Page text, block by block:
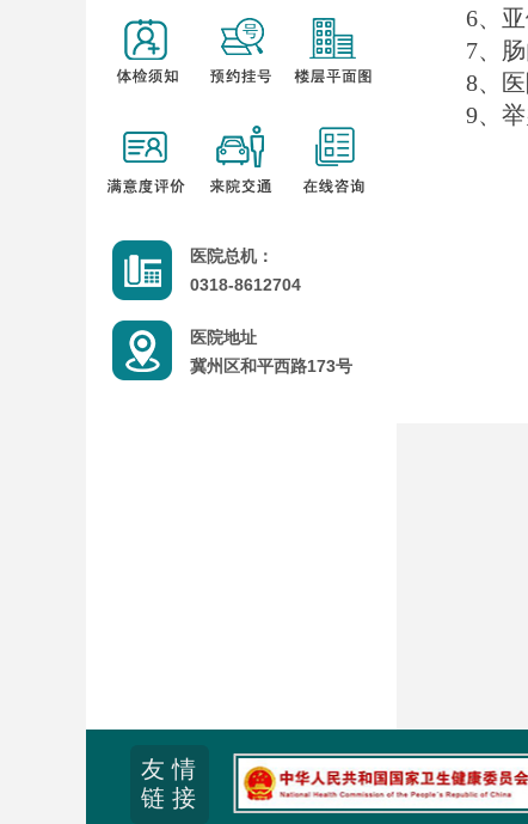
6、亚
7、肠
8、医
9、举
医院地址
冀州区和平西路173号
医院总机：
0318-8612704
友 情
链 接